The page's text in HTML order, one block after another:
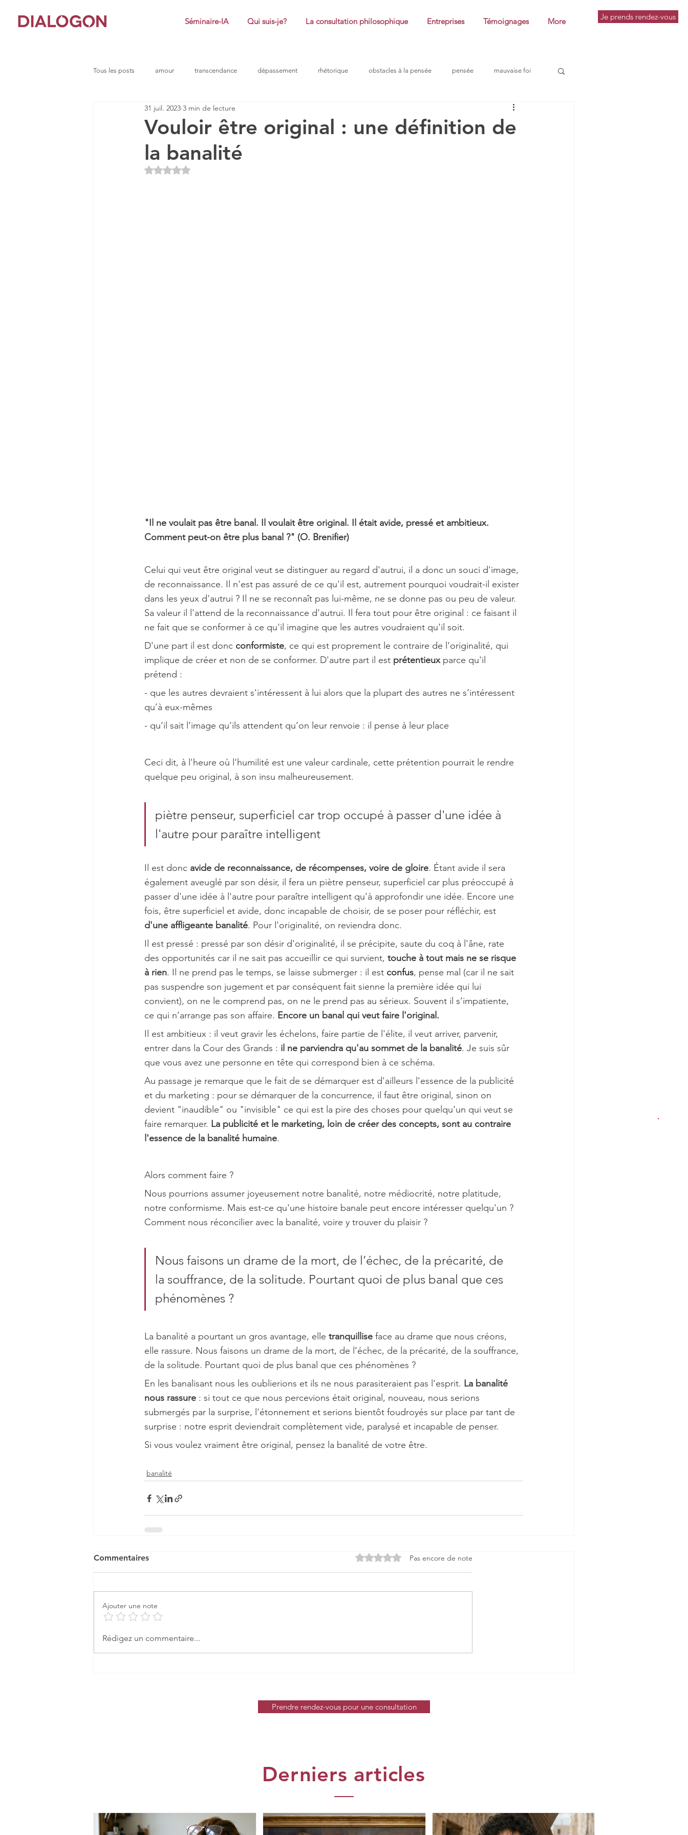
Séminaire-IA Qui suis-je? La consultation philosophique Entreprises Témoignages More Je prends rendez-vous
Tous les posts amour transcendance dépassement rhétorique obstacles à la pensée pensée mauvaise foi
conflit impuissance pratique philosophique
dialogue socratique entreprise
Vouloir être original : une définition de
la banalité
31 juil. 2023 3 min de lecture
Noté NaN étoiles sur 5.
"Il ne voulait pas être banal. Il voulait être original. Il était avide, pressé et ambitieux.
Comment peut-on être plus banal ?" (O. Brenifier)
Celui qui veut être original veut se distinguer au regard d'autrui, il a donc un souci d'image,
de reconnaissance. Il n'est pas assuré de ce qu'il est, autrement pourquoi voudrait-il exister
dans les yeux d'autrui ? Il ne se reconnaît pas lui-même, ne se donne pas ou peu de valeur.
Sa valeur il l'attend de la reconnaissance d'autrui. Il fera tout pour être original : ce faisant il
ne fait que se conformer à ce qu'il imagine que les autres voudraient qu'il soit.
D'une part il est donc conformiste, ce qui est proprement le contraire de l'originalité, qui
implique de créer et non de se conformer. D'autre part il est prétentieux parce qu'il
prétend :
- que les autres devraient s'intéressent à lui alors que la plupart des autres ne s’intéressent
qu’à eux-mêmes
- qu’il sait l’image qu’ils attendent qu’on leur renvoie : il pense à leur place
Ceci dit, à l'heure où l'humilité est une valeur cardinale, cette prétention pourrait le rendre
quelque peu original, à son insu malheureusement.
piètre penseur, superficiel car trop occupé à passer d'une idée à
l'autre pour paraître intelligent
Il est donc avide de reconnaissance, de récompenses, voire de gloire. Étant avide il sera
également aveuglé par son désir, il fera un piètre penseur, superficiel car plus préoccupé à
passer d'une idée à l'autre pour paraître intelligent qu'à approfondir une idée. Encore une
fois, être superficiel et avide, donc incapable de choisir, de se poser pour réfléchir, est
d'une affligeante banalité. Pour l'originalité, on reviendra donc.
Il est pressé : pressé par son désir d'originalité, il se précipite, saute du coq à l'âne, rate
des opportunités car il ne sait pas accueillir ce qui survient, touche à tout mais ne se risque
à rien. Il ne prend pas le temps, se laisse submerger : il est confus, pense mal (car il ne sait
pas suspendre son jugement et par conséquent fait sienne la première idée qui lui
convient), on ne le comprend pas, on ne le prend pas au sérieux. Souvent il s’impatiente,
ce qui n’arrange pas son affaire. Encore un banal qui veut faire l'original.
Il est ambitieux : il veut gravir les échelons, faire partie de l'élite, il veut arriver, parvenir,
entrer dans la Cour des Grands : il ne parviendra qu'au sommet de la banalité. Je suis sûr
que vous avez une personne en tête qui correspond bien à ce schéma.
Au passage je remarque que le fait de se démarquer est d'ailleurs l'essence de la publicité
et du marketing : pour se démarquer de la concurrence, il faut être original, sinon on
devient "inaudible" ou "invisible" ce qui est la pire des choses pour quelqu'un qui veut se
faire remarquer. La publicité et le marketing, loin de créer des concepts, sont au contraire
l'essence de la banalité humaine.
Alors comment faire ?
Nous pourrions assumer joyeusement notre banalité, notre médiocrité, notre platitude,
notre conformisme. Mais est-ce qu'une histoire banale peut encore intéresser quelqu'un ?
Comment nous réconcilier avec la banalité, voire y trouver du plaisir ?
Nous faisons un drame de la mort, de l’échec, de la précarité, de
la souffrance, de la solitude. Pourtant quoi de plus banal que ces
phénomènes ?
La banalité a pourtant un gros avantage, elle tranquillise face au drame que nous créons,
elle rassure. Nous faisons un drame de la mort, de l’échec, de la précarité, de la souffrance,
de la solitude. Pourtant quoi de plus banal que ces phénomènes ?
En les banalisant nous les oublierions et ils ne nous parasiteraient pas l'esprit. La banalité
nous rassure : si tout ce que nous percevions était original, nouveau, nous serions
submergés par la surprise, l'étonnement et serions bientôt foudroyés sur place par tant de
surprise : notre esprit deviendrait complètement vide, paralysé et incapable de penser.
Si vous voulez vraiment être original, pensez la banalité de votre être.
banalité
Commentaires Noté 0 étoile sur 5.Pas encore de note
Ajouter une note
Rédigez un commentaire...
Prendre rendez-vous pour une consultation
Derniers articles